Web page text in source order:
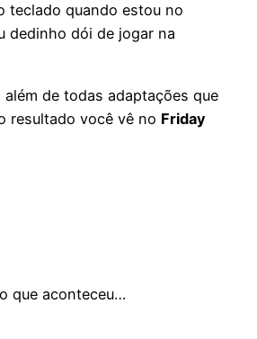
teclado quando estou no
dedinho dói de jogar na
além de todas adaptações que
resultado você vê no Friday
que aconteceu…